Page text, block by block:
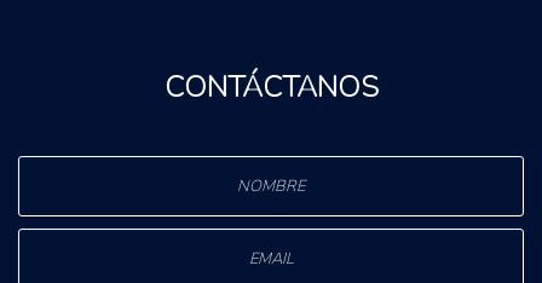
CONTÁCTANOS